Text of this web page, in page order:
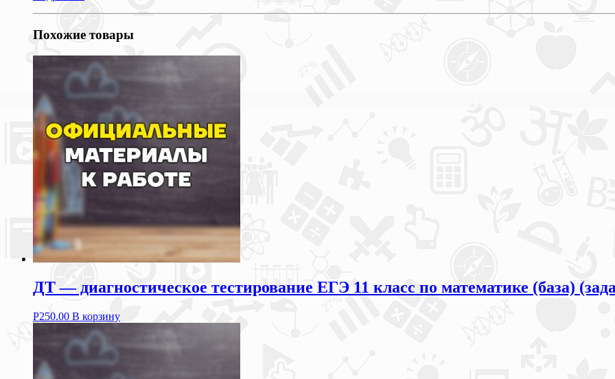
Похожие товары
ДТ — диагностическое тестирование ЕГЭ 11 класс по математике (база)
Р250.00 В корзину